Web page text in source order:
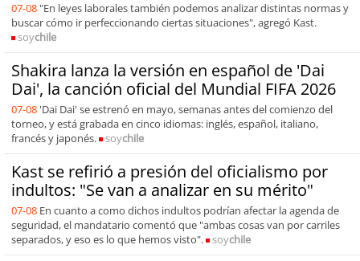
07-08 "En leyes laborales también podemos analizar distintas normas y
buscar cómo ir perfeccionando ciertas situaciones", agregó Kast.
soychile
Shakira lanza la versión en español de 'Dai
Dai', la canción oficial del Mundial FIFA 2026
07-08 'Dai Dai' se estrenó en mayo, semanas antes del comienzo del
torneo, y está grabada en cinco idiomas: inglés, español, italiano,
francés y japonés.
soychile
Kast se refirió a presión del oficialismo por
indultos: "Se van a analizar en su mérito"
07-08 En cuanto a como dichos indultos podrían afectar la agenda de
seguridad, el mandatario comentó que "ambas cosas van por carriles
separados, y eso es lo que hemos visto".
soychile